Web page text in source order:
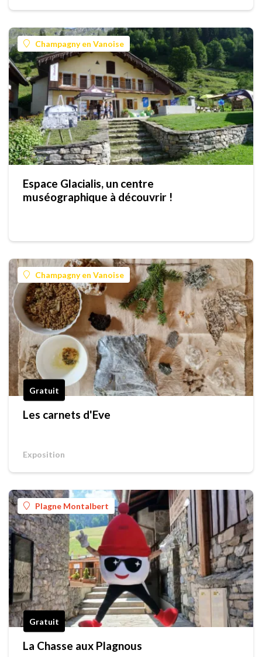
Champagny en Vanoise
Espace Glacialis, un centre
muséographique à découvrir !
Champagny en Vanoise
Gratuit
Les carnets d'Eve
Exposition
Plagne Montalbert
Gratuit
La Chasse aux Plagnous